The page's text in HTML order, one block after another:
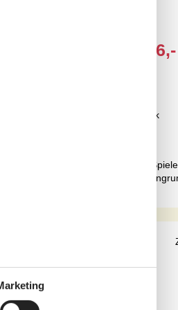
1.186,-
Grundstück
Stereoanlage mit CD-
großen, hügeligen Natur-/